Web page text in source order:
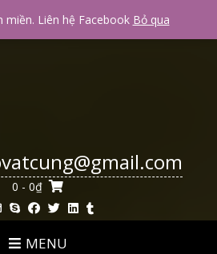
0 - 0₫
MENU
miền. Liên hệ Facebook Bỏ qua